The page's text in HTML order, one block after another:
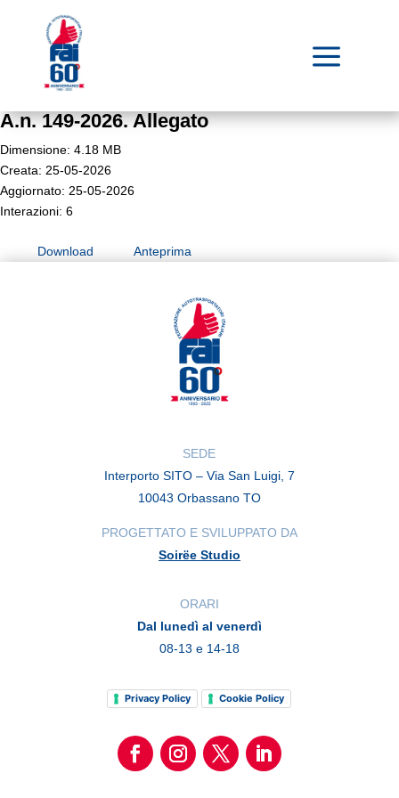
a
A.n. 149-2026. Allegato
Dimensione: 4.18 MB
Creata: 25-05-2026
Aggiornato: 25-05-2026
Interazioni: 6
Download Anteprima
SEDE
Interporto SITO – Via San Luigi, 7
10043 Orbassano TO
PROGETTATO E SVILUPPATO DA
Soirëe Studio
ORARI
Dal lunedì al venerdì
08-13 e 14-18
Privacy Policy Cookie Policy